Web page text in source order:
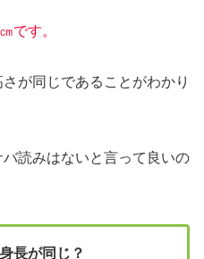
です。
が同じであることがわかり
読みはないと言って良いの
長が同じ？